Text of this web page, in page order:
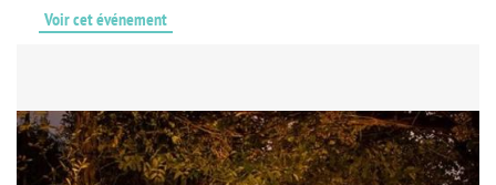
Voir cet événement